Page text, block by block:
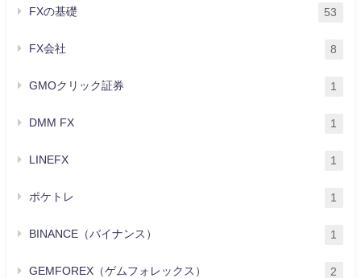
FXの基礎 53
FX会社 8
GMOクリック証券 1
DMM FX 1
LINEFX 1
ポケトレ 1
BINANCE（バイナンス） 1
GEMFOREX（ゲムフォレックス） 2